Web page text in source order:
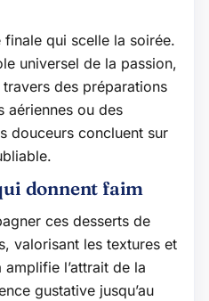
qui scelle la soirée.
universel de la passion,
des préparations
aériennes ou des
douceurs concluent sur
donnent faim
ces desserts de
valorisant les textures et
l’attrait de la
gustative jusqu’au